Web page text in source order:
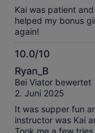
Kai was patient
helped my bonus
again!
10.0/10
10.0
von
10
Ryan_B
Bei Viator bewertet
2. Juni 2025
It was supper fun
instructor was Kai